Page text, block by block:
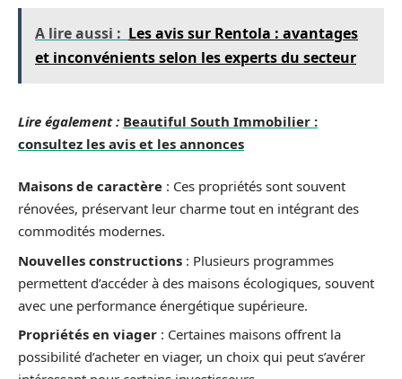
A lire aussi : Les avis sur Rentola : avantages
et inconvénients selon les experts du secteur
Lire également : Beautiful South Immobilier :
consultez les avis et les annonces
Maisons de caractère : Ces propriétés sont souvent
rénovées, préservant leur charme tout en intégrant des
commodités modernes.
Nouvelles constructions : Plusieurs programmes
permettent d’accéder à des maisons écologiques, souvent
avec une performance énergétique supérieure.
Propriétés en viager : Certaines maisons offrent la
possibilité d’acheter en viager, un choix qui peut s’avérer